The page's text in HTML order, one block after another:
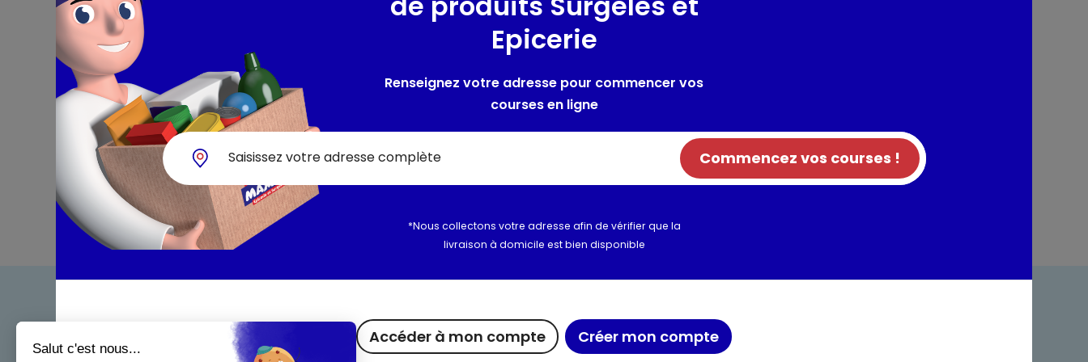
-
Bienvenue chez Maximo
Nos engagements
Maxicado
Parrainage
Nous rejoindre
Nous contacter
Epicerie
Renseignez votre adresse pour commencer vos
courses en ligne
Commencez vos courses !
*Nous collectons votre adresse afin de vérifier que la
livraison à domicile est bien disponible
Accéder à mon compte Créer mon compte